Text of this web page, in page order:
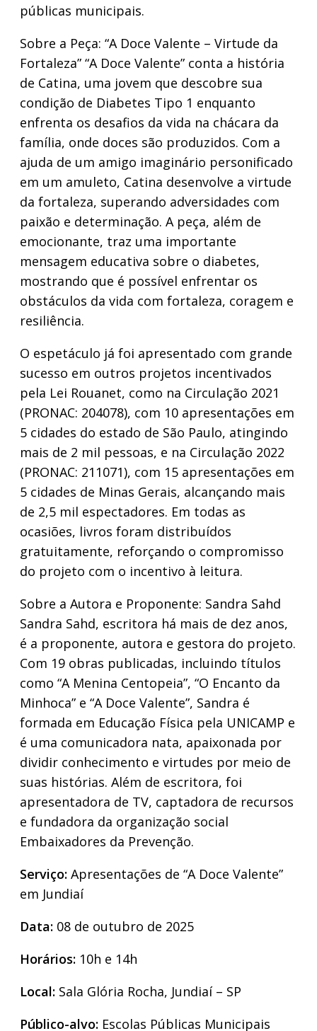
públicas municipais.
Sobre a Peça: “A Doce Valente – Virtude da
Fortaleza” “A Doce Valente” conta a história
de Catina, uma jovem que descobre sua
condição de Diabetes Tipo 1 enquanto
enfrenta os desafios da vida na chácara da
família, onde doces são produzidos. Com a
ajuda de um amigo imaginário personificado
em um amuleto, Catina desenvolve a virtude
da fortaleza, superando adversidades com
paixão e determinação. A peça, além de
emocionante, traz uma importante
mensagem educativa sobre o diabetes,
mostrando que é possível enfrentar os
obstáculos da vida com fortaleza, coragem e
resiliência.
O espetáculo já foi apresentado com grande
sucesso em outros projetos incentivados
pela Lei Rouanet, como na Circulação 2021
(PRONAC: 204078), com 10 apresentações em
5 cidades do estado de São Paulo, atingindo
mais de 2 mil pessoas, e na Circulação 2022
(PRONAC: 211071), com 15 apresentações em
5 cidades de Minas Gerais, alcançando mais
de 2,5 mil espectadores. Em todas as
ocasiões, livros foram distribuídos
gratuitamente, reforçando o compromisso
do projeto com o incentivo à leitura.
Sobre a Autora e Proponente: Sandra Sahd
Sandra Sahd, escritora há mais de dez anos,
é a proponente, autora e gestora do projeto.
Com 19 obras publicadas, incluindo títulos
como “A Menina Centopeia”, “O Encanto da
Minhoca” e “A Doce Valente”, Sandra é
formada em Educação Física pela UNICAMP e
é uma comunicadora nata, apaixonada por
dividir conhecimento e virtudes por meio de
suas histórias. Além de escritora, foi
apresentadora de TV, captadora de recursos
e fundadora da organização social
Embaixadores da Prevenção.
Serviço: Apresentações de “A Doce Valente”
em Jundiaí
Data: 08 de outubro de 2025
Horários: 10h e 14h
Local: Sala Glória Rocha, Jundiaí – SP
Público-alvo: Escolas Públicas Municipais